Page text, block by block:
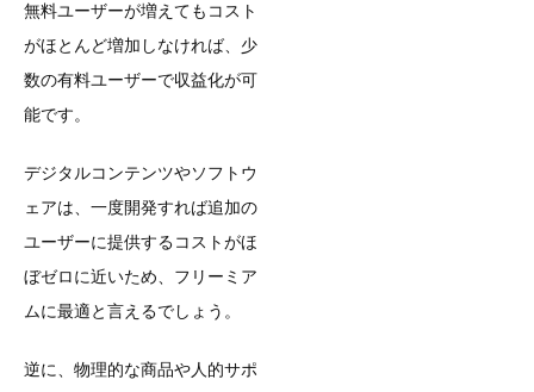
無料ユーザーが増えてもコスト
がほとんど増加しなければ、少
数の有料ユーザーで収益化が可
能です。
デジタルコンテンツやソフトウ
ェアは、一度開発すれば追加の
ユーザーに提供するコストがほ
ぼゼロに近いため、フリーミア
ムに最適と言えるでしょう。
逆に、物理的な商品や人的サポ